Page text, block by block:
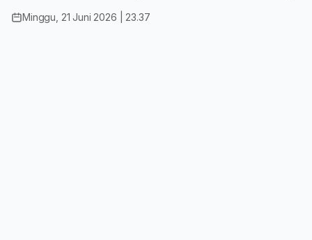
Minggu, 21 Juni 2026 | 23.37